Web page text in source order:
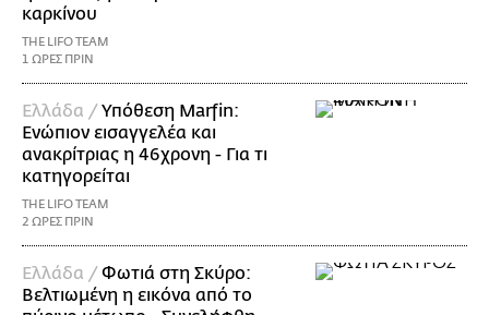
καρκίνου
THE LIFO TEAM
1 ΩΡΕΣ ΠΡΙΝ
Ελλάδα /Υπόθεση Marfin:
Ενώπιον εισαγγελέα και
ανακρίτριας η 46χρονη - Για τι
κατηγορείται
THE LIFO TEAM
2 ΩΡΕΣ ΠΡΙΝ
Ελλάδα /Φωτιά στη Σκύρο:
Βελτιωμένη η εικόνα από το